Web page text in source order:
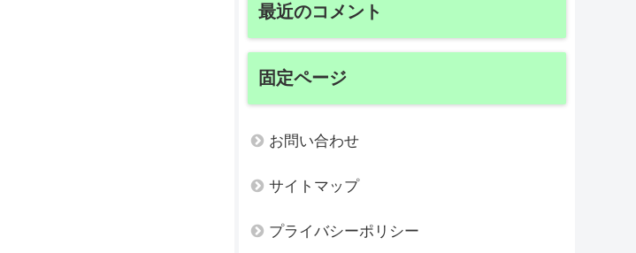
最近のコメント
固定ページ
お問い合わせ
サイトマップ
プライバシーポリシー